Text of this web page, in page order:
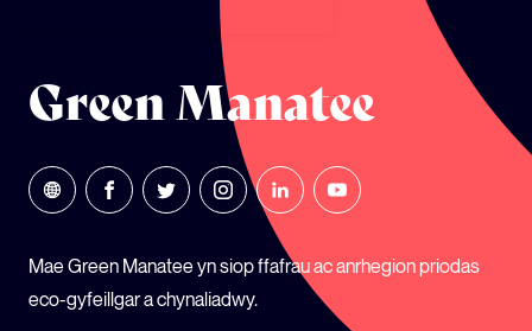
Green Manatee
Mae Green Manatee yn siop ffafrau ac anrhegion priodas
eco-gyfeillgar a chynaliadwy.
LLYSGENHADON HINSAWDD IEUENCTID
YSGOLION